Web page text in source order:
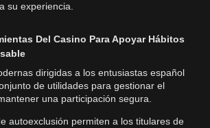
su experiencia.
Del Casino Para Apoyar Hábitos
dirigidas a los entusiastas español
de utilidades para gestionar el
una participación segura.
autoexclusión permiten a los titulares de